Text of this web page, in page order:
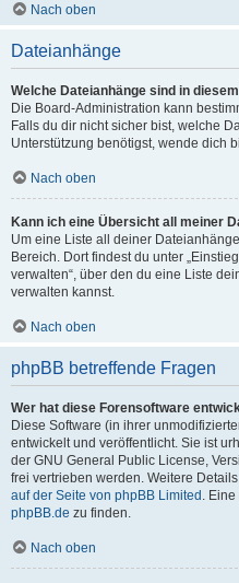
Nach oben
Dateianhänge
Welche Dateianhänge sind in
Die Board-Administration kann
Falls du dir nicht sicher bist, welche
Unterstützung benötigst, wende dich
Nach oben
Kann ich eine Übersicht all meiner
Um eine Liste all deiner
Bereich. Dort findest du unter
verwalten“, über den du eine Liste
verwalten kannst.
Nach oben
phpBB betreffende Fragen
Wer hat diese Forensoftware
Diese Software (in ihrer
entwickelt und veröffentlicht. Sie ist
der GNU General Public License,
frei vertrieben werden. Weitere
auf der Seite von phpBB Limited .
phpBB.de zu finden.
Nach oben